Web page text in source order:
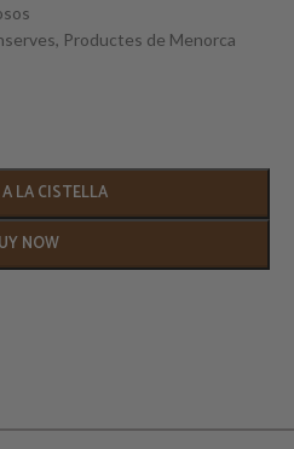
, Productes de Menorca
LA CISTELLA
NOW